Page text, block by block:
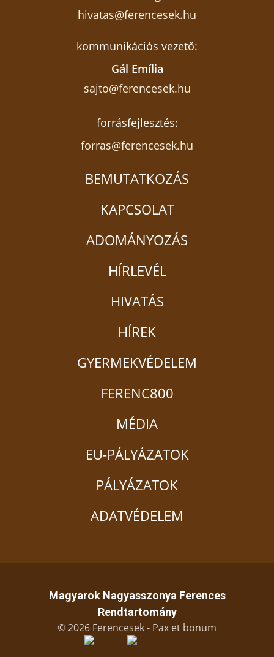
hivatas@ferencesek.hu
kommunikációs vezető:
Gál Emília
sajto@ferencesek.hu
forrásfejlesztés:
forras@ferencesek.hu
BEMUTATKOZÁS
KAPCSOLAT
ADOMÁNYOZÁS
HÍRLEVÉL
HIVATÁS
HÍREK
GYERMEKVÉDELEM
FERENC800
MÉDIA
EU-PÁLYÁZATOK
PÁLYÁZATOK
ADATVÉDELEM
Magyarok Nagyasszonya Ferences
Rendtartomány
© 2026 Ferencesek - Pax et bonum